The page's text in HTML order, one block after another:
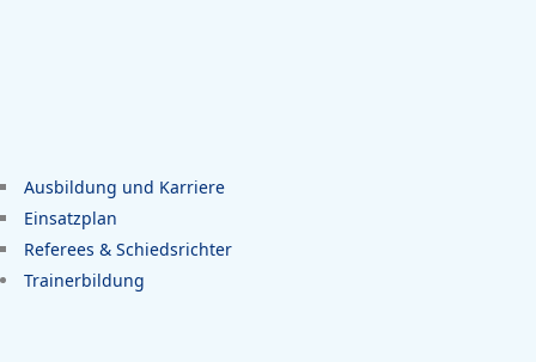
Ausbildung und Karriere
Einsatzplan
Referees & Schiedsrichter
Trainerbildung